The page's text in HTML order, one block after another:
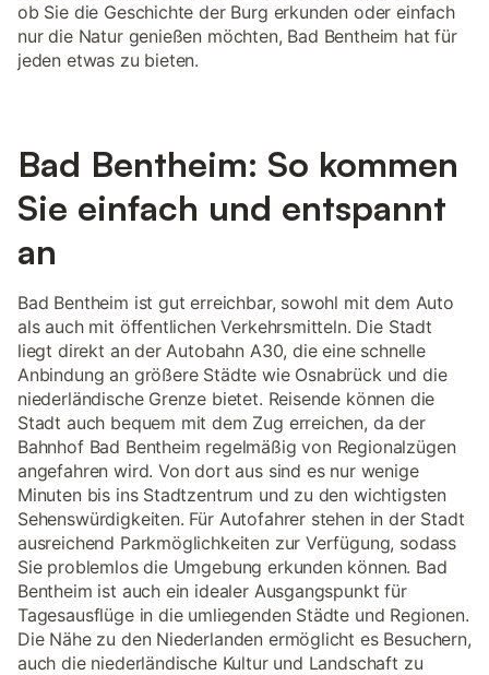
ob Sie die Geschichte der Burg erkunden oder einfach
nur die Natur genießen möchten, Bad Bentheim hat für
jeden etwas zu bieten.
Bad Bentheim: So kommen
Sie einfach und entspannt
an
Bad Bentheim ist gut erreichbar, sowohl mit dem Auto
als auch mit öffentlichen Verkehrsmitteln. Die Stadt
liegt direkt an der Autobahn A30, die eine schnelle
Anbindung an größere Städte wie Osnabrück und die
niederländische Grenze bietet. Reisende können die
Stadt auch bequem mit dem Zug erreichen, da der
Bahnhof Bad Bentheim regelmäßig von Regionalzügen
angefahren wird. Von dort aus sind es nur wenige
Minuten bis ins Stadtzentrum und zu den wichtigsten
Sehenswürdigkeiten. Für Autofahrer stehen in der Stadt
ausreichend Parkmöglichkeiten zur Verfügung, sodass
Sie problemlos die Umgebung erkunden können. Bad
Bentheim ist auch ein idealer Ausgangspunkt für
Tagesausflüge in die umliegenden Städte und Regionen.
Die Nähe zu den Niederlanden ermöglicht es Besuchern,
auch die niederländische Kultur und Landschaft zu